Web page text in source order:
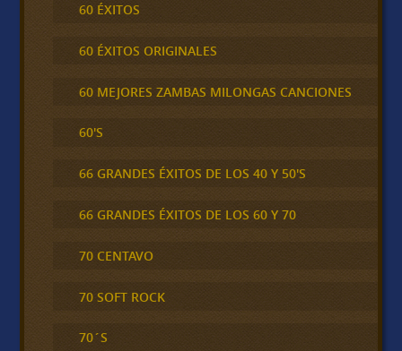
60 ÉXITOS
60 ÉXITOS ORIGINALES
60 MEJORES ZAMBAS MILONGAS CANCIONES
60'S
66 GRANDES ÉXITOS DE LOS 40 Y 50'S
66 GRANDES ÉXITOS DE LOS 60 Y 70
70 CENTAVO
70 SOFT ROCK
70´S